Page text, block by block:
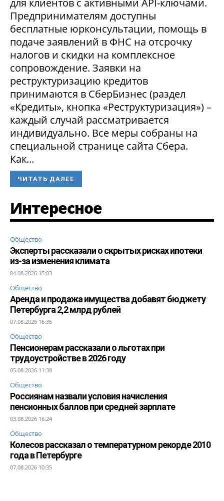
Предпринимателям доступны
бесплатные юрконсультации, помощь в
подаче заявлений в ФНС на отсрочку
налогов и скидки на комплексное
сопровождение. Заявки на
реструктуризацию кредитов
принимаются в СберБизнес (раздел
«Кредиты», кнопка «Реструктуризация») –
каждый случай рассматривается
индивидуально. Все меры собраны на
специальной странице сайта Сбера.
Как...
ЧИТАТЬ ДАЛЕЕ
Интересное
Общество
Эксперты рассказали о скрытых рисках ипотеки
из-за изменения климата
04.08.2026 15:03
Общество
Аренда и продажа имущества добавят бюджету
Петербурга 2,2 млрд рублей
07.08.2026 16:36
Общество
Пенсионерам рассказали о льготах при
трудоустройстве в 2026 году
05.08.2026 11:38
Общество
Россиянам назвали условия начисления
пенсионных баллов при средней зарплате
03.08.2026 16:24
Общество
Колесов рассказал о температурном рекорде 2010
года в Петербурге
07.08.2026 10:35